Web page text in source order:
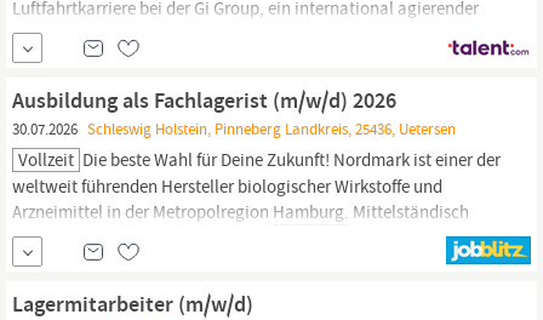
Luftfahrtkarriere bei der Gi Group, ein international agierender
Personaldienstleister mit mehr als 500 Standorten in 40 Ländern.
Deine Aufgaben bei uns als
Ausbildung als Fachlagerist (m/w/d) 2026
30.07.2026 Schleswig Holstein, Pinneberg Landkreis, 25436, Uetersen
Vollzeit Die beste Wahl für Deine Zukunft! Nordmark ist einer der
weltweit führenden Hersteller biologischer Wirkstoffe und
Arzneimittel in der Metropolregion Hamburg. Mittelständisch
geprägt und inhabergeführt bieten wir unseren anspruchsvollen
Kunden hochwertige Produkte und Dienstleistungen von der
Durchführung klinischer Studien
Lagermitarbeiter (m/w/d)